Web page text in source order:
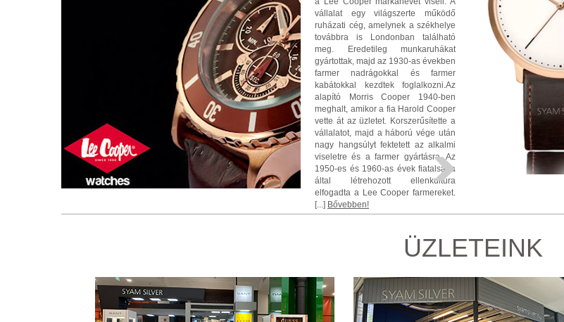
vállalat egy világszerte működő
ruházati cég, amelynek a székhelye
továbbra is Londonban található
meg. Eredetileg munkaruhákat
gyártottak, majd az 1930-as években
farmer nadrágokkal és farmer
kabátokkal kezdtek foglalkozni.Az
alapító Morris Cooper 1940-ben
meghalt, amikor a fia Harold Cooper
vette át az üzletet. Korszerűsítette a
vállalatot, majd a háború vége után
nagy hangsúlyt fektetett az alkalmi
viseletre és a farmer gyártásra. Az
1950-es és 1960-as évek fiatalsága
által létrehozott ellenkultúra
elfogadta a Lee Cooper farmereket.
[...] Bővebben!
ÜZLETEINK